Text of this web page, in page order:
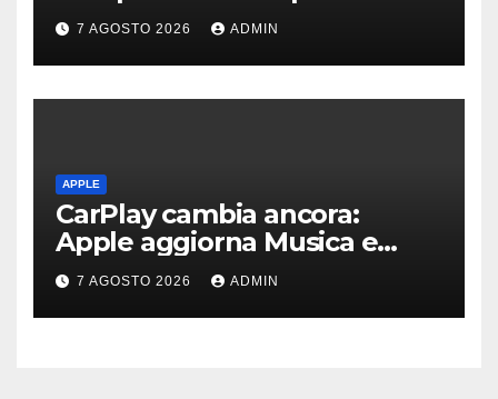
speciale design in tessuto
7 AGOSTO 2026 ADMIN
APPLE
CarPlay cambia ancora:
Apple aggiorna Musica e
Podcast in auto
7 AGOSTO 2026 ADMIN